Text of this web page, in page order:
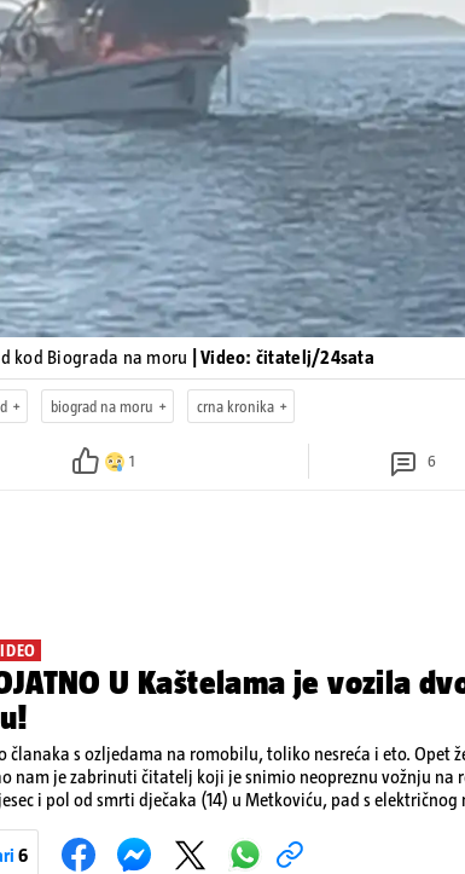
Pokretanje videa...
kod Biograda na moru | Video: čitatelj/24sata
biograd na moru crna kronika
1 6
U Kaštelama je vozila
članaka s ozljedama na romobilu, toliko nesreća i eto. Opet
nam je zabrinuti čitatelj koji je snimio neopreznu vožnju na
i pol od smrti dječaka (14) u Metkoviću, pad s
6